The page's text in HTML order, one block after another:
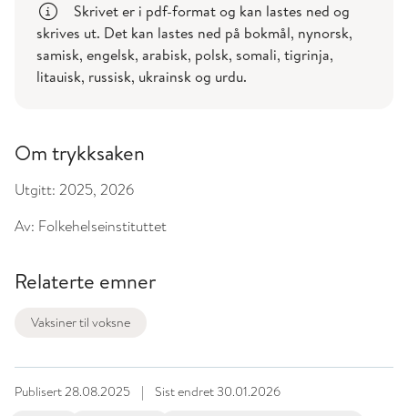
Skrivet er i pdf-format og kan lastes ned og
skrives ut. Det kan lastes ned på bokmål, nynorsk,
samisk, engelsk, arabisk, polsk, somali, tigrinja,
litauisk, russisk, ukrainsk og urdu.
Om trykksaken
Utgitt: 2025, 2026
Av: Folkehelseinstituttet
Relaterte emner
Vaksiner til voksne
Publisert28.08.2025 | Sist endret 30.01.2026